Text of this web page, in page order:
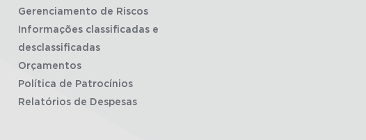
Gerenciamento de Riscos
Informações classificadas e
desclassificadas
Orçamentos
Política de Patrocínios
Relatórios de Despesas